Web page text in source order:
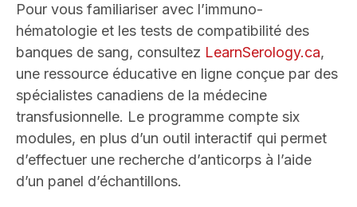
Pour vous familiariser avec l’immuno-
hématologie et les tests de compatibilité des
banques de sang, consultez LearnSerology.ca,
une ressource éducative en ligne conçue par des
spécialistes canadiens de la médecine
transfusionnelle. Le programme compte six
modules, en plus d’un outil interactif qui permet
d’effectuer une recherche d’anticorps à l’aide
d’un panel d’échantillons.